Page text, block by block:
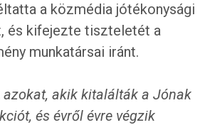
a közmédia jótékonysági
és kifejezte tiszteletét a
munkatársai iránt.
azokat, akik kitalálták a Jónak
és évről évre végzik